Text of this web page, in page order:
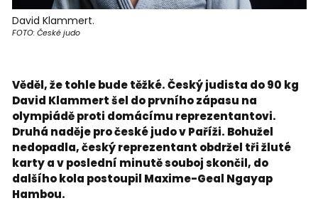
David Klammert.
FOTO: České judo
Věděl, že tohle bude těžké. Český judista do 90 kg
David Klammert šel do prvního zápasu na
olympiádě proti domácímu reprezentantovi.
Druhá naděje pro české judo v Paříži. Bohužel
nedopadla, český reprezentant obdržel tři žluté
karty a v poslední minutě souboj skončil, do
dalšího kola postoupil Maxime-Geal Ngayap
Hambou.